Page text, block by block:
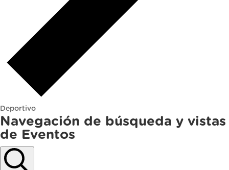
Deportivo
Eventos
Navegación de búsqueda y vistas
de Eventos